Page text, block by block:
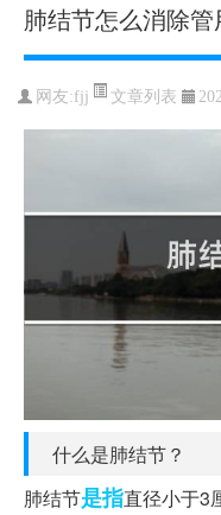
肺结节怎么消除管
网友:fjj 文章列表
什么是肺结节？
肺结节是指直径小于3